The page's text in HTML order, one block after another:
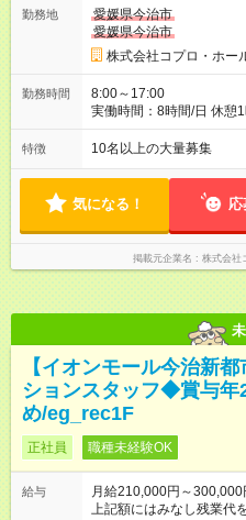
勤務地
愛媛県今治市
愛媛県今治市
株式会社コプロ・ホー
勤務時間
8:00～17:00
実働時間：8時間/日 休憩1時間 残業はほとんどなく、
る日が多い働き方です。
ので、 「今日やるべき仕
方を大切にしています。
特徴 10名以上の大量募集
気になる！ 応
掲載元企業名 株式会社
【イオンモール今治新
ションスタッフ◆賞与年
め/eg_rec1F
正社員 職種未経験OK
給与
月給210,000円～300,000
上記額にはみなし残業代